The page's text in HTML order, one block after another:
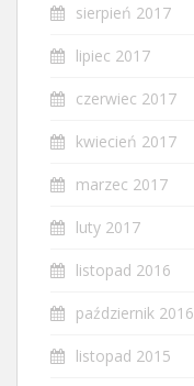
sierpień 2017
lipiec 2017
czerwiec 2017
kwiecień 2017
marzec 2017
luty 2017
listopad 2016
październik 2016
listopad 2015